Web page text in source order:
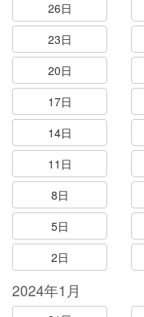
26日
23日
20日
17日
14日
11日
8日
5日
2日
2024年1月